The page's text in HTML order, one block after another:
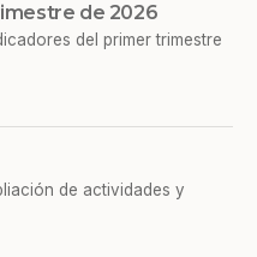
de 2026
del primer trimestre
de actividades y